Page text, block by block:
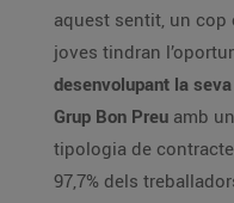
aquest sentit, un
joves tindran
desenvolupant la
Grup Bon Preu amb
tipologia de
97,7% dels